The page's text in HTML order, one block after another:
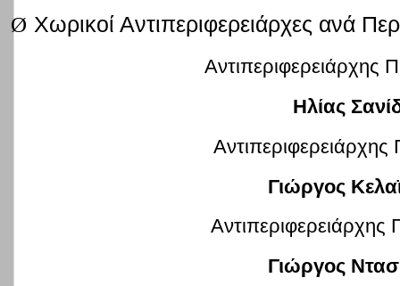
Ø Χωρικοί Αντιπεριφερειάρχες ανά
Αντιπεριφερειάρχης
Ηλίας
Γιώργος
Αντιπεριφερειάρχης
Γιώργος